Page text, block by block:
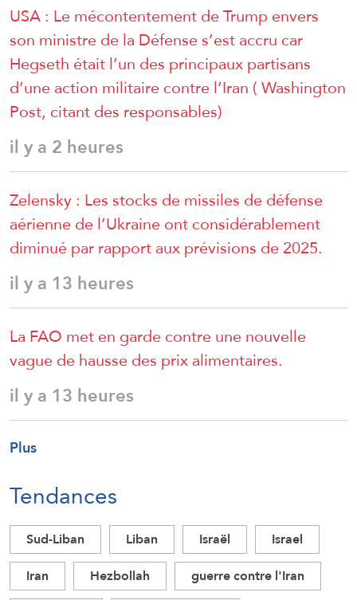
USA : Le mécontentement de Trump envers
son ministre de la Défense s’est accru car
Hegseth était l’un des principaux partisans
d’une action militaire contre l’Iran ( Washington
Post, citant des responsables)
il y a 2 heures
Zelensky : Les stocks de missiles de défense
aérienne de l’Ukraine ont considérablement
diminué par rapport aux prévisions de 2025.
il y a 13 heures
La FAO met en garde contre une nouvelle
vague de hausse des prix alimentaires.
il y a 13 heures
Plus
Tendances
Sud-Liban Liban Israël
Israel
Iran
Hezbollah
guerre contre l'Iran